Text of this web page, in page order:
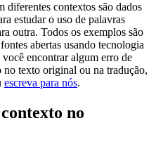
diferentes contextos são dados
estudar o uso de palavras
outra. Todos os exemplos são
abertas usando tecnologia
encontrar algum erro de
texto original ou na tradução,
escreva para nós.
no